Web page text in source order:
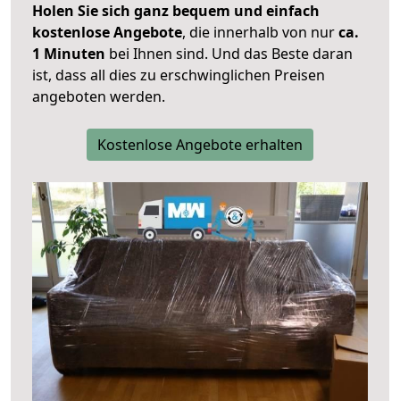
Holen Sie sich ganz bequem und einfach
kostenlose Angebote, die innerhalb von nurca.
1 Minuten bei Ihnen sind. Und das Beste daran
ist, dass all dies zu erschwinglichen Preisen
angeboten werden.
Kostenlose Angebote erhalten